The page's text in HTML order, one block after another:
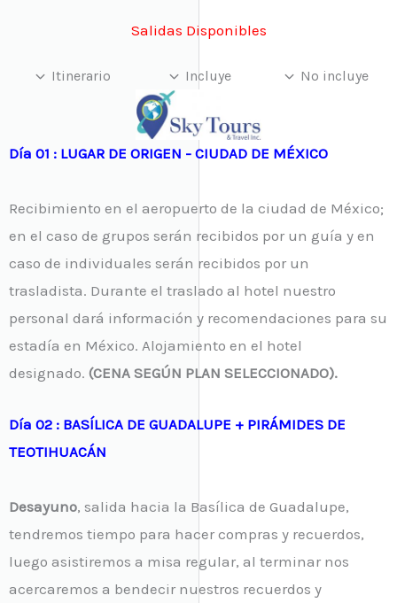
Salidas Disponibles
Itinerario Incluye No incluye
Día 01 : LUGAR DE ORIGEN - CIUDAD DE MÉXICO
Recibimiento en el aeropuerto de la ciudad de México;
en el caso de grupos serán recibidos por un guía y en
caso de individuales serán recibidos por un
trasladista. Durante el traslado al hotel nuestro
personal dará información y recomendaciones para su
estadía en México. Alojamiento en el hotel
designado. (CENA SEGÚN PLAN SELECCIONADO).
Día 02 : BASÍLICA DE GUADALUPE + PIRÁMIDES DE
TEOTIHUACÁN
Desayuno, salida hacia la Basílica de Guadalupe,
tendremos tiempo para hacer compras y recuerdos,
luego asistiremos a misa regular, al terminar nos
acercaremos a bendecir nuestros recuerdos y